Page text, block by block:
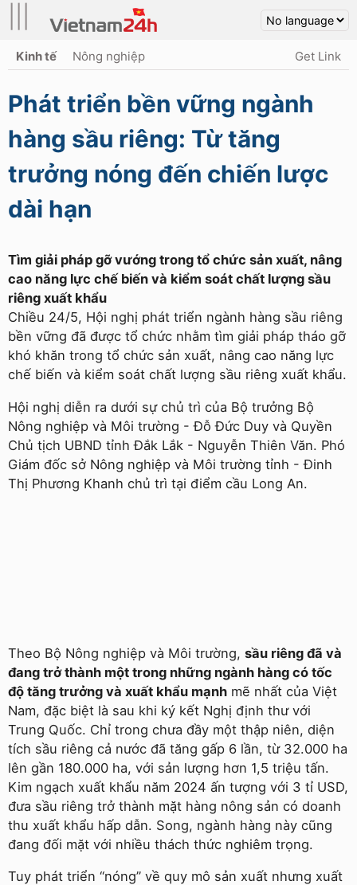
Kinh tế Nông nghiệp Get Link
Phát triển bền vững ngành
hàng sầu riêng: Từ tăng
trưởng nóng đến chiến lược
dài hạn
Tìm giải pháp gỡ vướng trong tổ chức sản xuất, nâng
cao năng lực chế biến và kiểm soát chất lượng sầu
riêng xuất khẩu
Chiều 24/5, Hội nghị phát triển ngành hàng sầu riêng
bền vững đã được tổ chức nhằm tìm giải pháp tháo gỡ
khó khăn trong tổ chức sản xuất, nâng cao năng lực
chế biến và kiểm soát chất lượng sầu riêng xuất khẩu.
Hội nghị diễn ra dưới sự chủ trì của Bộ trưởng Bộ
Nông nghiệp và Môi trường - Đỗ Đức Duy và Quyền
Chủ tịch UBND tỉnh Đắk Lắk - Nguyễn Thiên Văn. Phó
Giám đốc sở Nông nghiệp và Môi trường tỉnh - Đinh
Thị Phương Khanh chủ trì tại điểm cầu Long An.
Theo Bộ Nông nghiệp và Môi trường, sầu riêng đã và
đang trở thành một trong những ngành hàng có tốc
độ tăng trưởng và xuất khẩu mạnh mẽ nhất của Việt
Nam, đặc biệt là sau khi ký kết Nghị định thư với
Trung Quốc. Chỉ trong chưa đầy một thập niên, diện
tích sầu riêng cả nước đã tăng gấp 6 lần, từ 32.000 ha
lên gần 180.000 ha, với sản lượng hơn 1,5 triệu tấn.
Kim ngạch xuất khẩu năm 2024 ấn tượng với 3 tỉ USD,
đưa sầu riêng trở thành mặt hàng nông sản có doanh
thu xuất khẩu hấp dẫn. Song, ngành hàng này cũng
đang đối mặt với nhiều thách thức nghiêm trọng.
Tuy phát triển “nóng” về quy mô sản xuất nhưng xuất